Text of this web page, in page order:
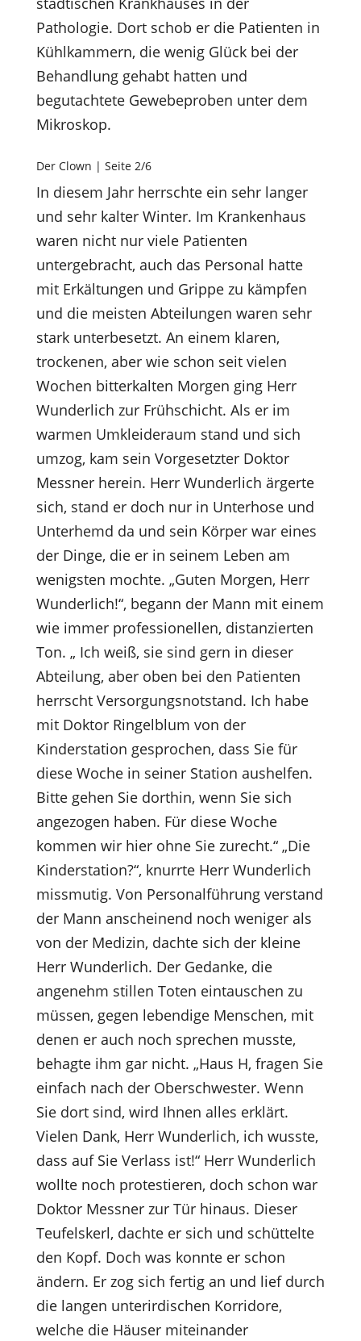
Pathologie. Dort schob er die Patienten in
Kühlkammern, die wenig Glück bei der
Behandlung gehabt hatten und
begutachtete Gewebeproben unter dem
Mikroskop.
Der Clown | Seite 2/6
In diesem Jahr herrschte ein sehr langer
und sehr kalter Winter. Im Krankenhaus
waren nicht nur viele Patienten
untergebracht, auch das Personal hatte
mit Erkältungen und Grippe zu kämpfen
und die meisten Abteilungen waren sehr
stark unterbesetzt. An einem klaren,
trockenen, aber wie schon seit vielen
Wochen bitterkalten Morgen ging Herr
Wunderlich zur Frühschicht. Als er im
warmen Umkleideraum stand und sich
umzog, kam sein Vorgesetzter Doktor
Messner herein. Herr Wunderlich ärgerte
sich, stand er doch nur in Unterhose und
Unterhemd da und sein Körper war eines
der Dinge, die er in seinem Leben am
wenigsten mochte. „Guten Morgen, Herr
Wunderlich!“, begann der Mann mit einem
wie immer professionellen, distanzierten
Ton. „ Ich weiß, sie sind gern in dieser
Abteilung, aber oben bei den Patienten
herrscht Versorgungsnotstand. Ich habe
mit Doktor Ringelblum von der
Kinderstation gesprochen, dass Sie für
diese Woche in seiner Station aushelfen.
Bitte gehen Sie dorthin, wenn Sie sich
angezogen haben. Für diese Woche
kommen wir hier ohne Sie zurecht.“ „Die
Kinderstation?“, knurrte Herr Wunderlich
missmutig. Von Personalführung verstand
der Mann anscheinend noch weniger als
von der Medizin, dachte sich der kleine
Herr Wunderlich. Der Gedanke, die
angenehm stillen Toten eintauschen zu
müssen, gegen lebendige Menschen, mit
denen er auch noch sprechen musste,
behagte ihm gar nicht. „Haus H, fragen Sie
einfach nach der Oberschwester. Wenn
Sie dort sind, wird Ihnen alles erklärt.
Vielen Dank, Herr Wunderlich, ich wusste,
dass auf Sie Verlass ist!“ Herr Wunderlich
wollte noch protestieren, doch schon war
Doktor Messner zur Tür hinaus. Dieser
Teufelskerl, dachte er sich und schüttelte
den Kopf. Doch was konnte er schon
ändern. Er zog sich fertig an und lief durch
die langen unterirdischen Korridore,
welche die Häuser miteinander